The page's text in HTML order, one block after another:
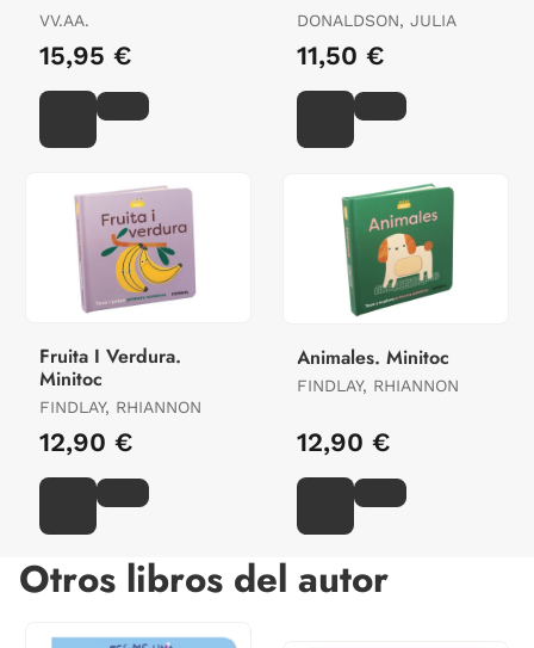
Magics!
VV.AA.
15,95 €
DONALDSON, JULIA
11,50 €
Fruita I Verdura.
Minitoc
FINDLAY, RHIANNON
12,90 €
Animales. Minitoc
FINDLAY, RHIANNON
12,90 €
Otros libros del autor